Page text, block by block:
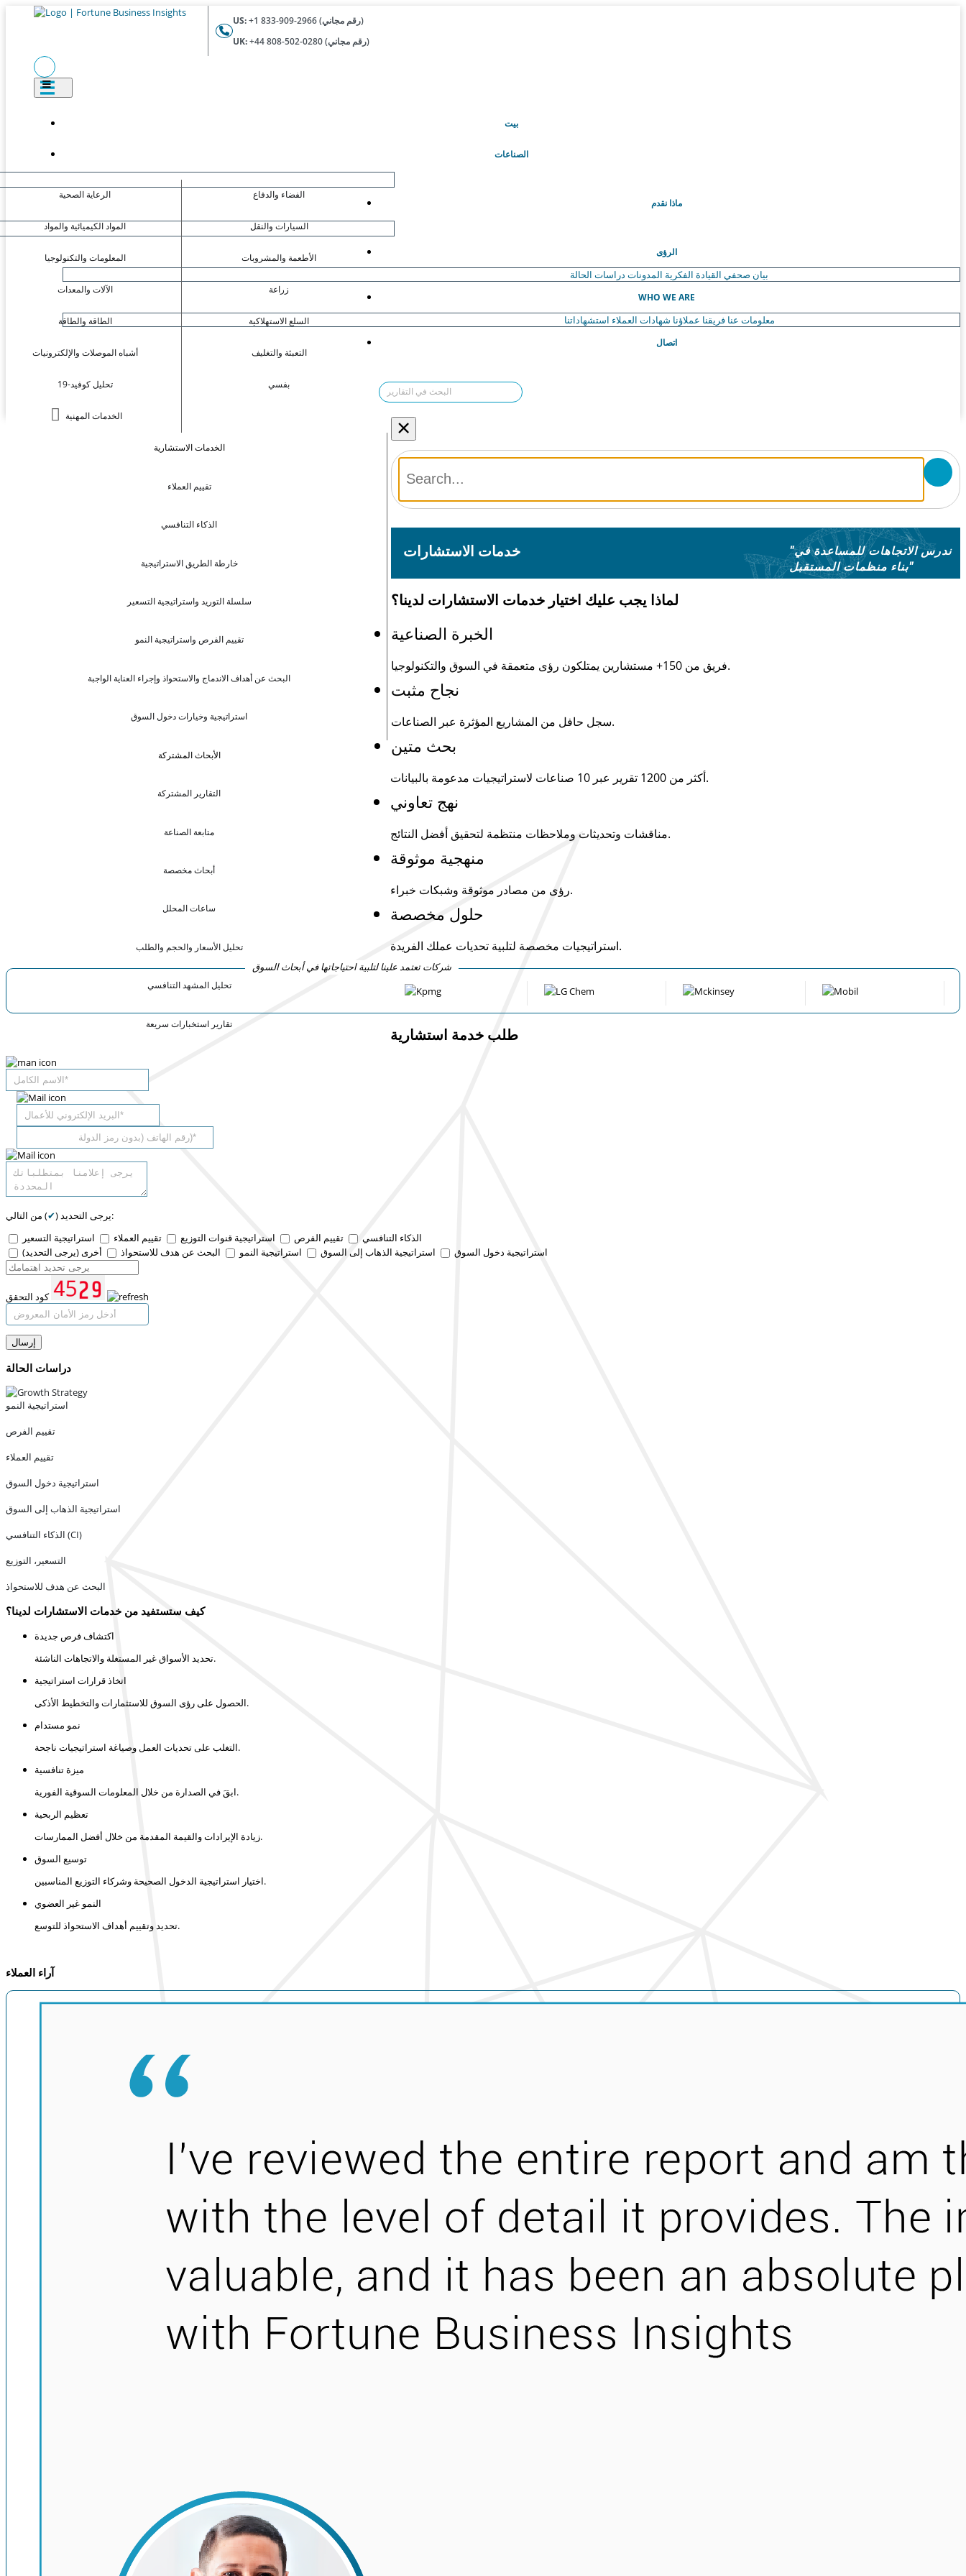
US:
+1 833-909-2966 (رقم مجاني)
UK:
+44 808-502-0280 (رقم مجاني)
بيت
الصناعات
الرعاية الصحية
المواد الكيميائية والمواد
المعلومات والتكنولوجيا
الآلات والمعدات
الطاقة والطاقة
أشباه الموصلات والإلكترونيات
تحليل كوفيد-19
الخدمات المهنية
الفضاء والدفاع
السيارات والنقل
الأطعمة والمشروبات
زراعة
السلع الاستهلاكية
التعبئة والتغليف
بفسي
ماذا نقدم
الخدمات الاستشارية
تقييم العملاء
الذكاء التنافسي
خارطة الطريق الاستراتيجية
سلسلة التوريد واستراتيجية التسعير
تقييم الفرص واستراتيجية النمو
البحث عن أهداف الاندماج والاستحواذ وإجراء العناية الواجبة
استراتيجية وخيارات دخول السوق
الأبحاث المشتركة
التقارير المشتركة
متابعة الصناعة
أبحاث مخصصة
ساعات المحلل
تحليل الأسعار والحجم والطلب
تحليل المشهد التنافسي
تقارير استخبارات سريعة
الرؤى
بيان صحفي القيادة الفكرية المدونات دراسات الحالة
WHO WE ARE
معلومات عنا فريقنا عملاؤنا شهادات العملاء استشهاداتنا
اتصال
×
خدمات الاستشارات
"ندرس الاتجاهات للمساعدة في
بناء منظمات المستقبل"
لماذا يجب عليك اختيار خدمات الاستشارات لدينا؟
الخبرة الصناعية
فريق من 150+ مستشارين يمتلكون رؤى متعمقة في السوق والتكنولوجيا.
نجاح مثبت
سجل حافل من المشاريع المؤثرة عبر الصناعات.
بحث متين
أكثر من 1200 تقرير عبر 10 صناعات لاستراتيجيات مدعومة بالبيانات.
نهج تعاوني
مناقشات وتحديثات وملاحظات منتظمة لتحقيق أفضل النتائج.
منهجية موثوقة
رؤى من مصادر موثوقة وشبكات خبراء.
حلول مخصصة
استراتيجيات مخصصة لتلبية تحديات عملك الفريدة.
شركات تعتمد علينا لتلبية احتياجاتها في أبحاث السوق
طلب خدمة استشارية
يرجى التحديد (✔
) من التالي:
الذكاء التنافسي
تقييم الفرص استراتيجية قنوات التوزيع تقييم العملاء
استراتيجية التسعير
استراتيجية دخول السوق
استراتيجية الذهاب إلى السوق استراتيجية النمو البحث عن هدف للاستحواذ أخرى (يرجى التحديد)
كود التحقق
إرسال
دراسات الحالة
استراتيجية النمو
تقييم الفرص
تقييم العملاء
استراتيجية دخول السوق
استراتيجية الذهاب إلى السوق
الذكاء التنافسي (CI)
التسعير، التوزيع
البحث عن هدف للاستحواذ
كيف ستستفيد من خدمات الاستشارات لدينا؟
اكتشاف فرص جديدة
تحديد الأسواق غير المستغلة والاتجاهات الناشئة.
اتخاذ قرارات استراتيجية
الحصول على رؤى السوق للاستثمارات والتخطيط الأذكى.
نمو مستدام
التغلب على تحديات العمل وصياغة استراتيجيات ناجحة.
ميزة تنافسية
ابقَ في الصدارة من خلال المعلومات السوقية الفورية.
تعظيم الربحية
زيادة الإيرادات والقيمة المقدمة من خلال أفضل الممارسات.
توسيع السوق
اختيار استراتيجية الدخول الصحيحة وشركاء التوزيع المناسبين.
النمو غير العضوي
تحديد وتقييم أهداف الاستحواذ للتوسع.
آراء العملاء